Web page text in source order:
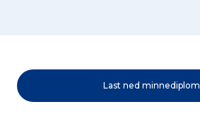
Last ned minnediplom
Norsk bokmål